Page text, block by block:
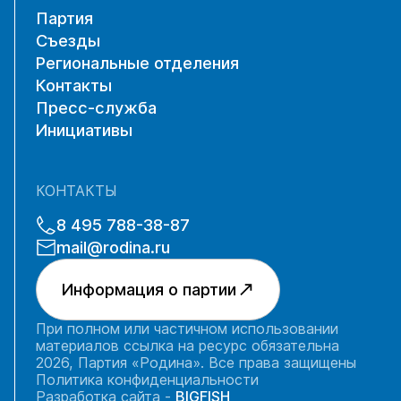
Партия
Съезды
Региональные отделения
Контакты
Пресс-служба
Инициативы
КОНТАКТЫ
8 495 788-38-87
mail@rodina.ru
Информация о партии
При полном или частичном использовании
материалов ссылка на ресурс обязательна
2026, Партия «Родина». Все права защищены
Политика конфиденциальности
Разработка сайта - BIGFISH